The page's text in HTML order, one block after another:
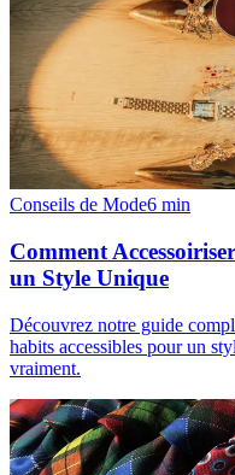
Conseils de Mode6 min
Comment
un Style Unique
Découvrez notre guide
habits accessibles pour un
vraiment.